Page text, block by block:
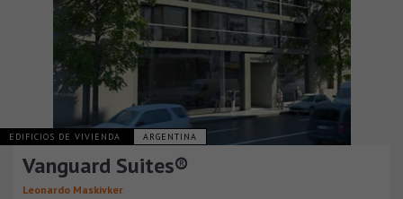
EDIFICIOS DE VIVIENDA ARGENTINA
Vanguard Suites®
Leonardo Maskivker